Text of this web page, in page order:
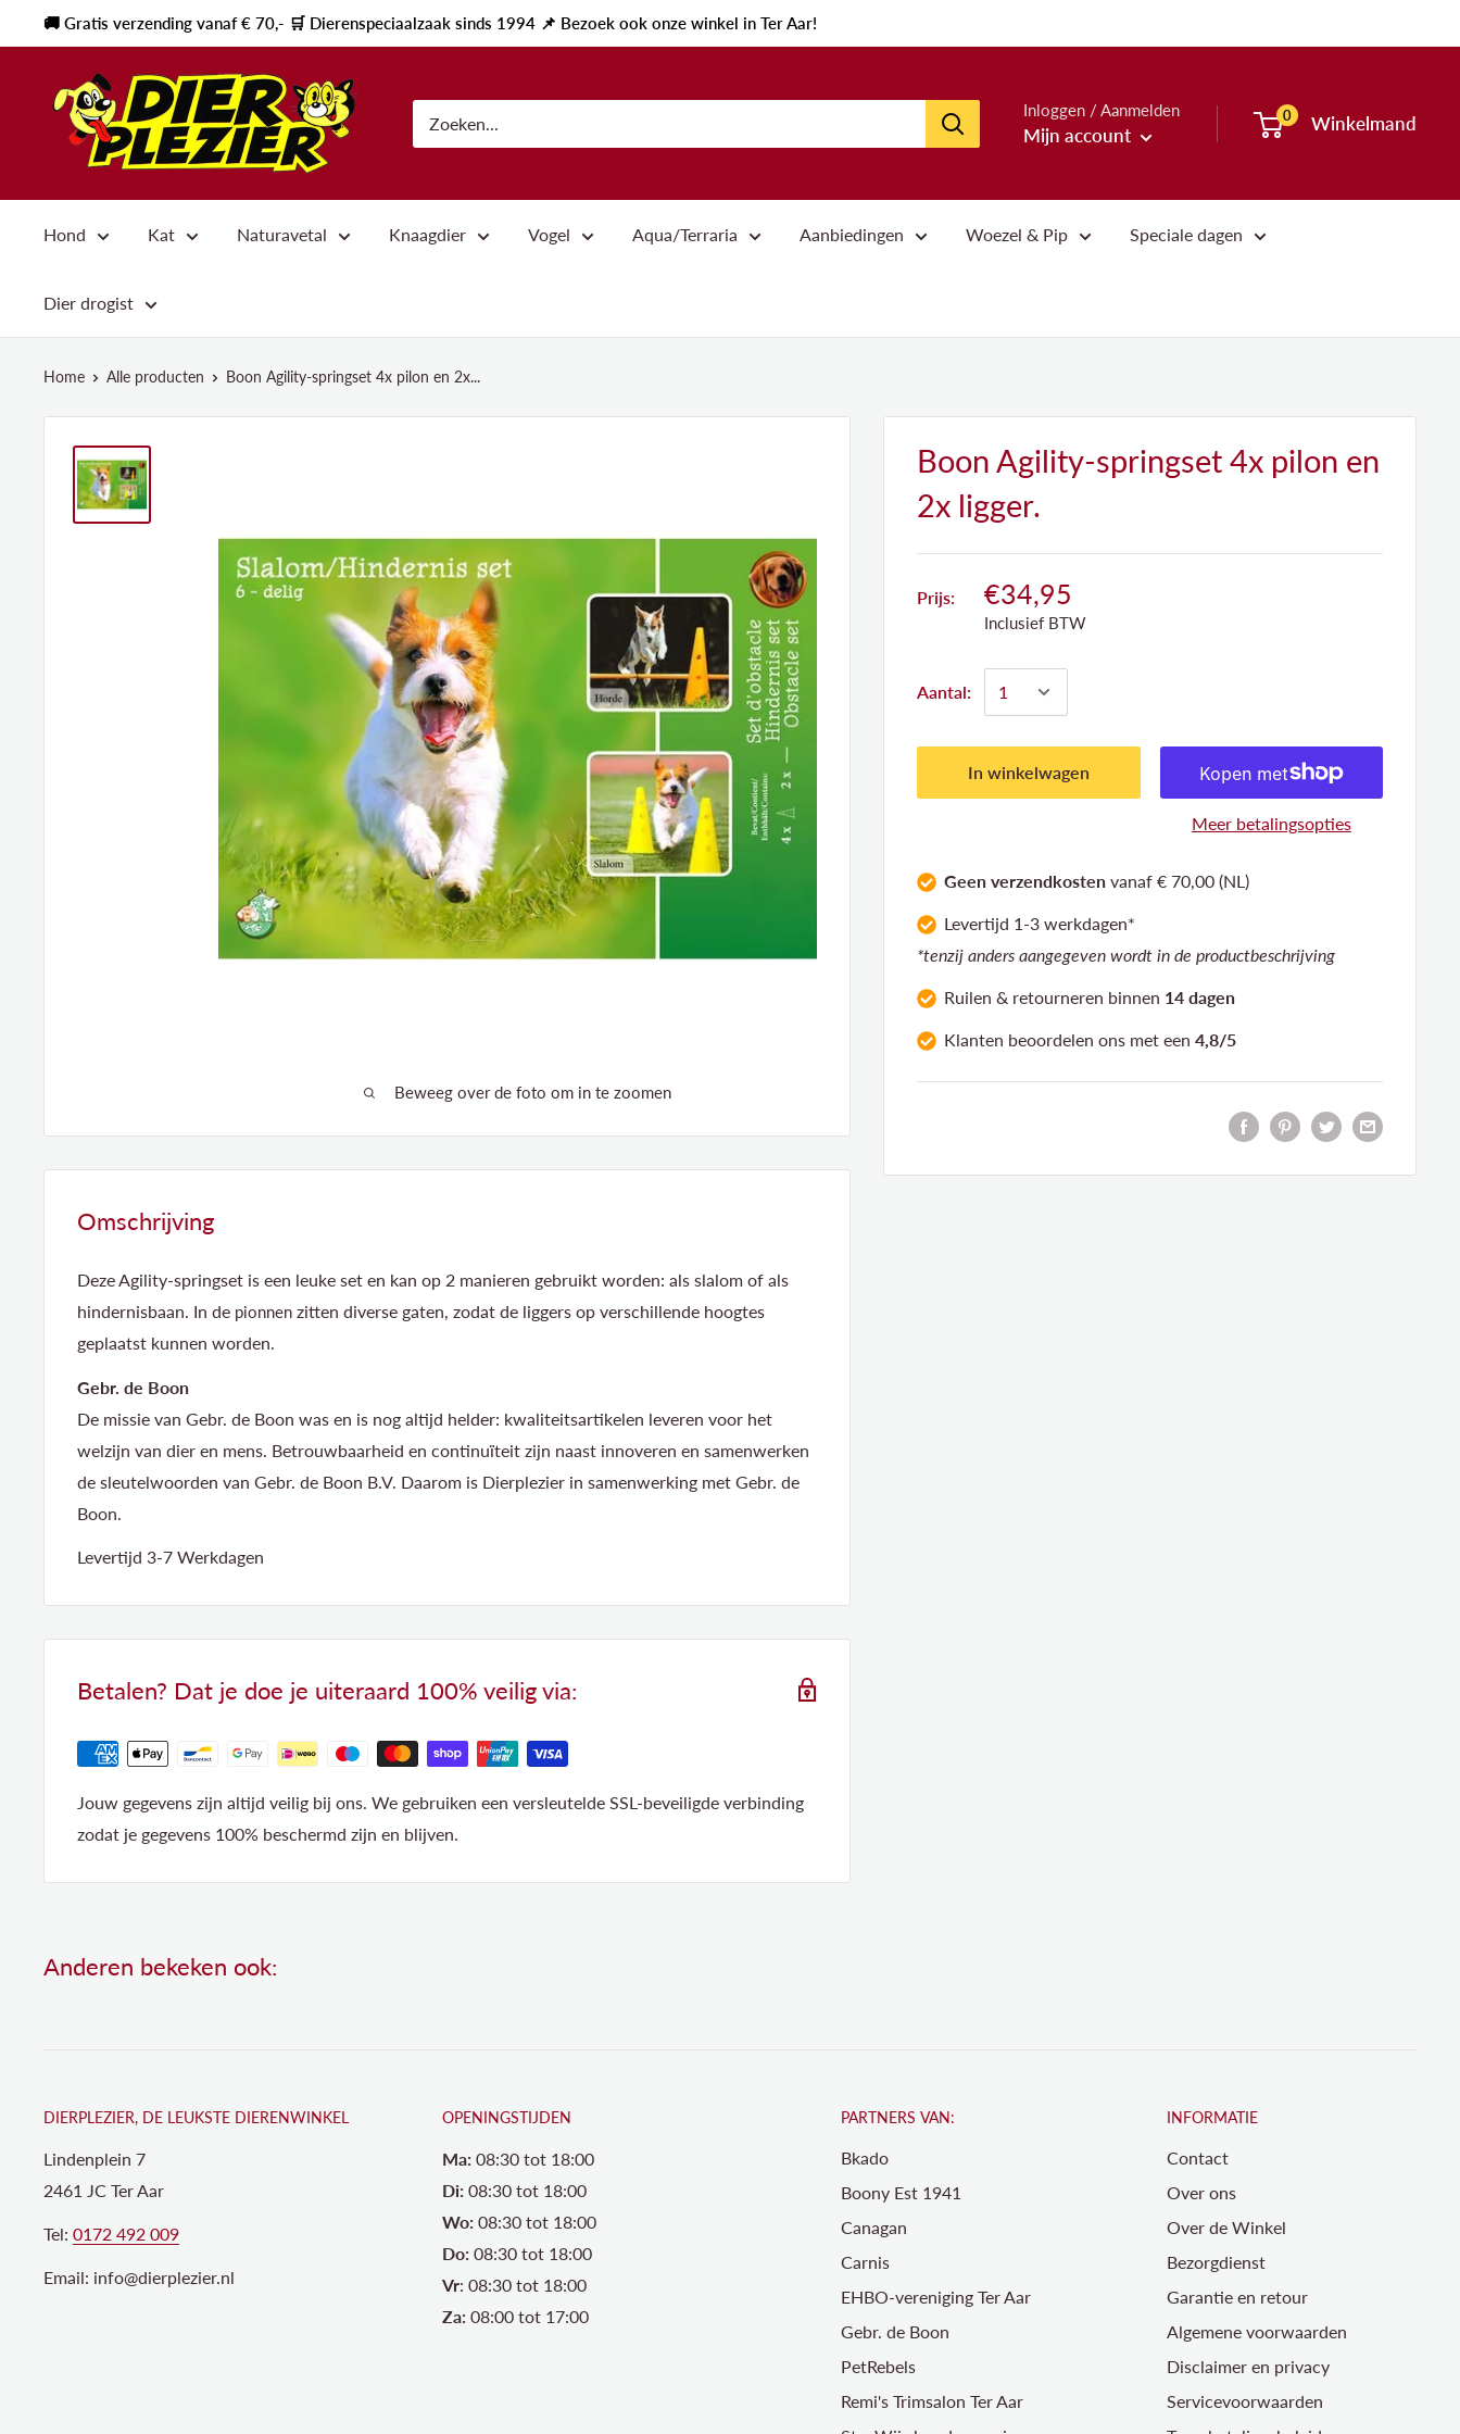
🚚 Gratis verzending vanaf € 70,- 🛒 Dierenspeciaalzaak sinds 1994 📌 Bezoek ook onze winkel in Ter Aar!
Inloggen / Aanmelden
Mijn account
0 Winkelmand
Hond Kat Naturavetal Knaagdier Vogel Aqua/Terraria Aanbiedingen Woezel & Pip Speciale dagen
Dier drogist
Home Alle producten Boon Agility-springset 4x pilon en 2x...
Beweeg over de foto om in te zoomen
Boon Agility-springset 4x pilon en
2x ligger.
Prijs: €34,95
Inclusief BTW
Aantal:
In winkelwagen
Meer betalingsopties
Geen verzendkosten vanaf € 70,00 (NL)
Levertijd 1-3 werkdagen*
*tenzij anders aangegeven wordt in de productbeschrijving
Ruilen & retourneren binnen 14 dagen
Klanten beoordelen ons met een4,8/5
Omschrijving
Deze Agility-springset is een leuke set en kan op 2 manieren gebruikt worden: als slalom of als
hindernisbaan. In de pionnen zitten diverse gaten, zodat de liggers op verschillende hoogtes
geplaatst kunnen worden.
Gebr. de Boon
De missie van Gebr. de Boon was en is nog altijd helder: kwaliteitsartikelen leveren voor het
welzijn van dier en mens. Betrouwbaarheid en continuïteit zijn naast innoveren en samenwerken
de sleutelwoorden van Gebr. de Boon B.V. Daarom is Dierplezier in samenwerking met Gebr. de
Boon.
Levertijd 3-7 Werkdagen
Betalen? Dat je doe je uiteraard 100% veilig via:
Jouw gegevens zijn altijd veilig bij ons. We gebruiken een versleutelde SSL-beveiligde verbinding
zodat je gegevens 100% beschermd zijn en blijven.
Anderen bekeken ook:
DIERPLEZIER, DE LEUKSTE DIERENWINKEL
Lindenplein 7
2461 JC Ter Aar
Tel: 0172 492 009
Email: info@dierplezier.nl
OPENINGSTIJDEN
Ma: 08:30 tot 18:00
Di: 08:30 tot 18:00
Wo: 08:30 tot 18:00
Do: 08:30 tot 18:00
Vr: 08:30 tot 18:00
Za: 08:00 tot 17:00
PARTNERS VAN:
Bkado
Boony Est 1941
Canagan
Carnis
EHBO-vereniging Ter Aar
Gebr. de Boon
PetRebels
Remi's Trimsalon Ter Aar
INFORMATIE
Contact
Over ons
Over de Winkel
Bezorgdienst
Garantie en retour
Algemene voorwaarden
Disclaimer en privacy
Servicevoorwaarden